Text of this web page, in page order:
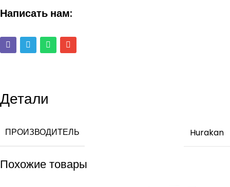
Написать нам:
Детали
ПРОИЗВОДИТЕЛЬ Hurakan
Похожие товары